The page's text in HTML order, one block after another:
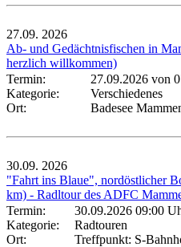
27.09. 2026
Ab- und Gedächtnisfischen in
herzlich willkommen)
Termin:
27.09.2026 von
Kategorie:
Verschiedenes
Ort:
Badesee
30.09. 2026
"Fahrt ins Blaue", nordöstlicher
km) - Radltour des ADFC
Termin:
30.09.2026 09:00
Kategorie:
Radtouren
Ort:
Treffpunkt: S-